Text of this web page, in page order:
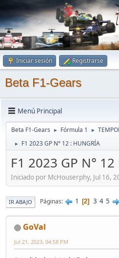
Iniciar sesión Registrarse
Beta F1-Gears
Menú Principal
Beta F1-Gears ► Fórmula 1 ►
► F1 2023 GP N° 12 : HUNGRÍA
F1 2023 GP N°
Iniciado por McHouserphy, Jul 16,
IR ABAJO Páginas 1 2 3 4 5
GoVal
Jul 21, 2023, 04:58 PM